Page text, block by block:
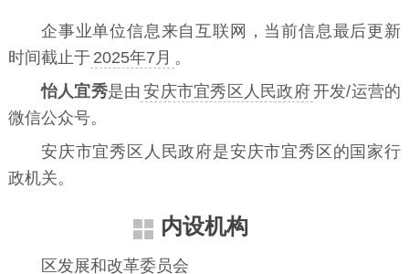
企事业单位信息来自互联网，当前信息最后更新
时间截止于 2025年7月 。
怡人宜秀是由 安庆市宜秀区人民政府开发/运营的
微信公众号。
安庆市宜秀区人民政府是安庆市宜秀区的国家行
政机关。
内设机构
区发展和改革委员会